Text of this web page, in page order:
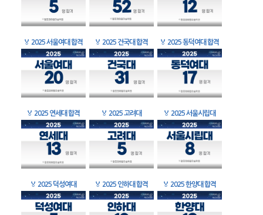
🏅 2025 서울여대 합격 🏅 2025 건국대 합격 🏅 2025 동덕여대 합격
🏅 2025 연세대 합격 🏅 2025 고려대 🏅 2025 서울시립대
🏅 2025 덕성여대 🏅 2025 인하대 합격 🏅 2025 한양대 합격